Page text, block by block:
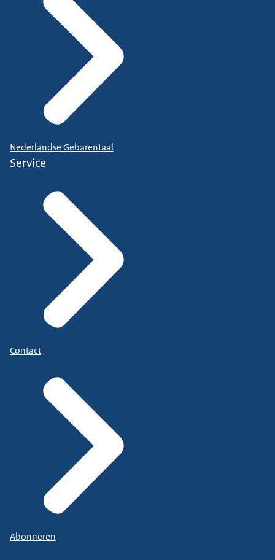
Nederlandse Gebarentaal
Service
Contact
Abonneren